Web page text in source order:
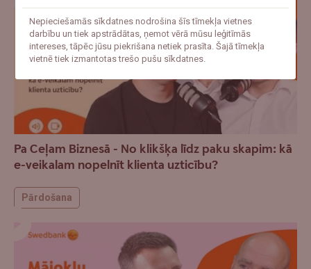
Pa Ceļam Biznesā - No klikšķa līdz paku skapim: kā
e-veikalam nopelnīt klienta uzticību?
Pārdošana
Nepieciešamās sīkdatnes nodrošina šīs tīmekļa vietnes
darbību un tiek apstrādātas, ņemot vērā mūsu leģitīmās
intereses, tāpēc jūsu piekrišana netiek prasīta. Šajā tīmekļa
vietnē tiek izmantotas trešo pušu sīkdatnes.